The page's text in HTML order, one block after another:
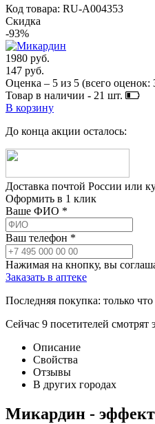
Код товара: RU-A004353
Скидка
-93%
1980 руб.
147 руб.
Оценка – 5 из 5 (всего оценок:
Товар в наличии - 21 шт.
В корзину
До конца акции осталось:
Доставка почтой России или
Оформить в 1 клик
Ваше ФИО *
Ваш телефон *
Нажимая на кнопку, вы
Заказать в аптеке
Последняя покупка: только что
Сейчас 9 посетителей смотрят
Описание
Свойства
Отзывы
В других городах
Микардин -